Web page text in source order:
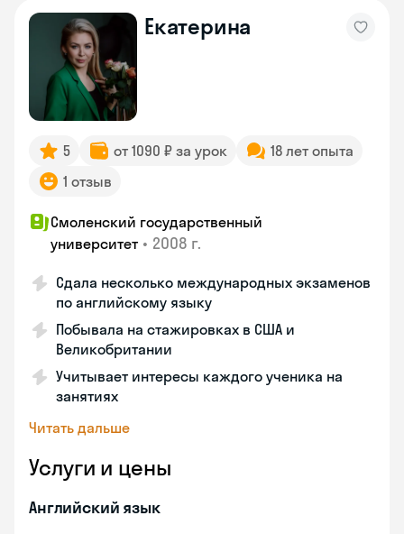
Екатерина
5 от 1090 ₽ за урок
18 лет опыта
1 отзыв
Смоленский государственный
университет • 2008 г.
Сдала несколько международных экзаменов
по английскому языку
Побывала на стажировках в США и
Великобритании
Учитывает интересы каждого ученика на
занятиях
Читать дальше
Услуги и цены
Английский язык